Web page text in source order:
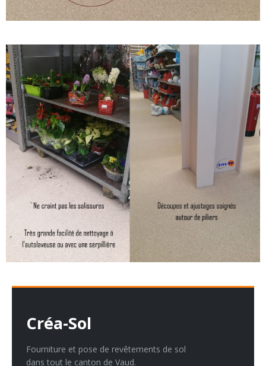
Créa-Sol
Fourniture et pose de revêtements de sol
dans tout le canton de Vaud.